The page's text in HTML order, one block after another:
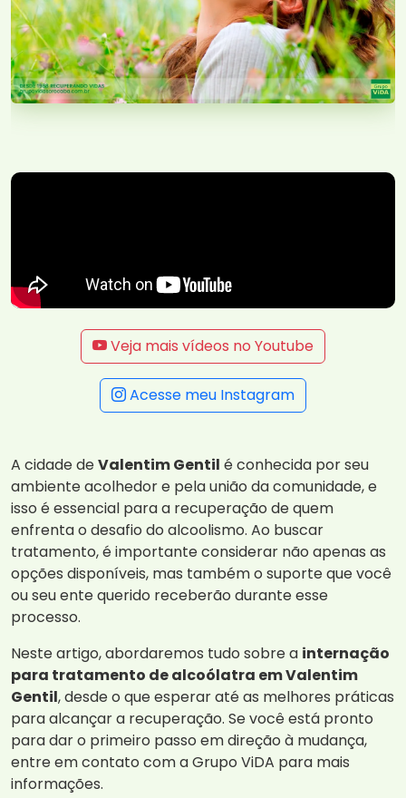
Veja mais vídeos no Youtube
Acesse meu Instagram
A cidade deValentim Gentil é conhecida por seu
ambiente acolhedor e pela união da comunidade, e
isso é essencial para a recuperação de quem
enfrenta o desafio do alcoolismo. Ao buscar
tratamento, é importante considerar não apenas as
opções disponíveis, mas também o suporte que você
ou seu ente querido receberão durante esse
processo.
Neste artigo, abordaremos tudo sobre a internação
para tratamento de alcoólatra em Valentim
Gentil, desde o que esperar até as melhores práticas
para alcançar a recuperação. Se você está pronto
para dar o primeiro passo em direção à mudança,
entre em contato com a Grupo ViDA para mais
informações.